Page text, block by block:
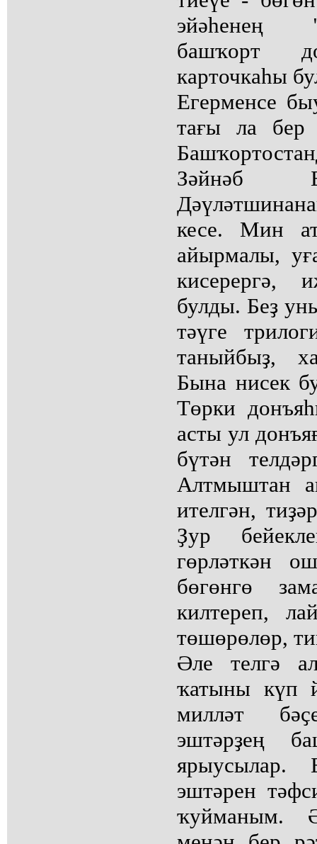
эйәһенең
башҡорт
карточкаһы
Егерменсе
тағы ла бер
Зәйнәб
кесе. Мин
айырмалы,
кисерергә,
булды. Беҙ
тәүге
таныйбыҙ,
Бына нисек
Төрки
асты ул
бүтән
Алтмыштан
ителгән,
Ҙур
гөрләткән
бөгөнгө
килтереп,
төшөрөлөр,
Әле телгә
ҡатыны күп
милләт
эштәрҙең
ярыусылар.
эштәрен
ҡуйманым.